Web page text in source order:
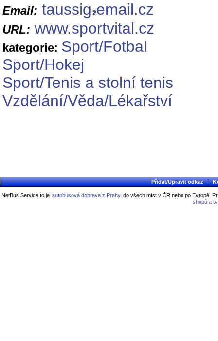
Email: taussig email.cz
URL: www.sportvital.cz
kategorie: Sport/Fotbal
Sport/Hokej
Sport/Tenis a stolní tenis
Vzdělání/Věda/Lékařství
Přidat/Upravit odkaz |
NetBus Service to je autobusová doprava z Prahy do všech míst v ČR nebo po Evropě.
shopů a